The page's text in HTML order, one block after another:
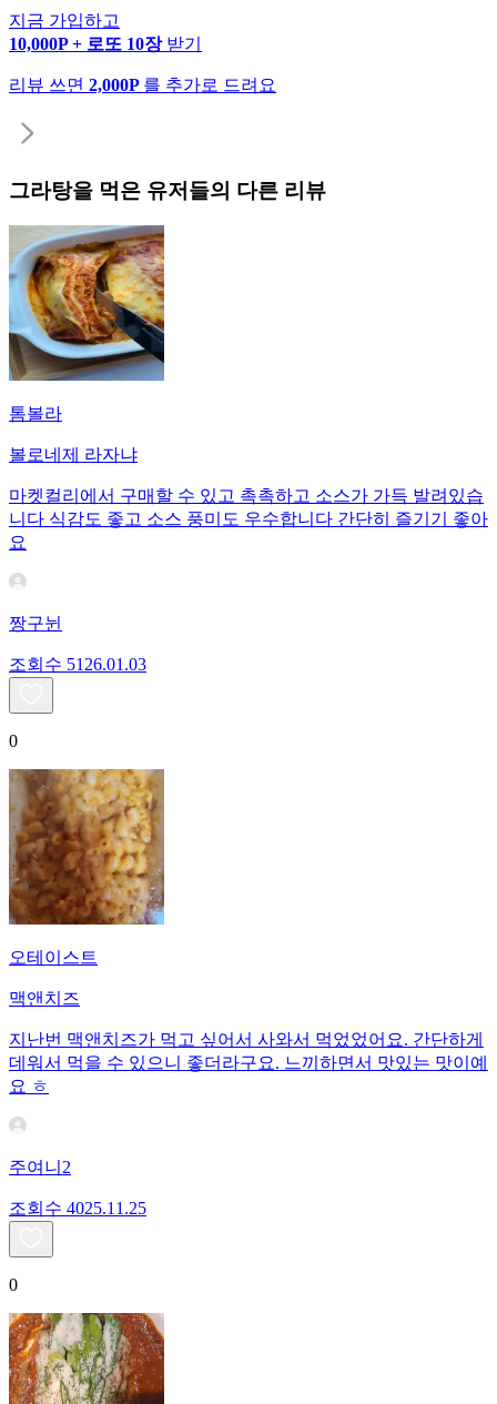
지금 가입하고
10,000P + 로또 10장 받기
리뷰 쓰면 2,000P 를 추가로 드려요
그라탕을 먹은 유저들의 다른 리뷰
톰볼라
볼로네제 라자냐
마켓컬리에서 구매할 수 있고 촉촉하고 소스가 가득 발려있습
니다 식감도 좋고 소스 풍미도 우수합니다 간단히 즐기기 좋아
요
짱구뉜
조회수 51 26.01.03
0
오테이스트
맥앤치즈
지난번 맥앤치즈가 먹고 싶어서 사와서 먹었었어요. 간단하게
데워서 먹을 수 있으니 좋더라구요. 느끼하면서 맛있는 맛이예
요 ㅎ
주여니2
조회수 4025.11.25
0